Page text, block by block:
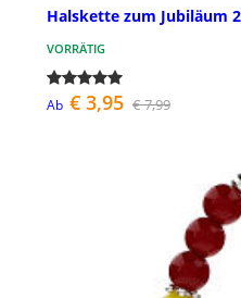
Halskette zum Jubiläum
VORRÄTIG
Ab € 3,95 € 7,99